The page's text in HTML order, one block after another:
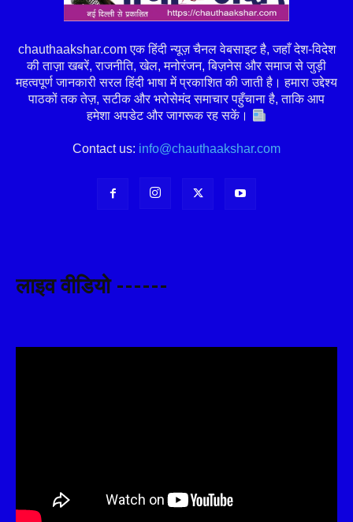
chauthaakshar.com एक हिंदी न्यूज़ चैनल वेबसाइट है, जहाँ देश-विदेश
की ताज़ा खबरें, राजनीति, खेल, मनोरंजन, बिज़नेस और समाज से जुड़ी
महत्वपूर्ण जानकारी सरल हिंदी भाषा में प्रकाशित की जाती है। हमारा उद्देश्य
पाठकों तक तेज़, सटीक और भरोसेमंद समाचार पहुँचाना है, ताकि आप
हमेशा अपडेट और जागरूक रह सकें।
Contact us: info@chauthaakshar.com
लाइव वीडियो ------